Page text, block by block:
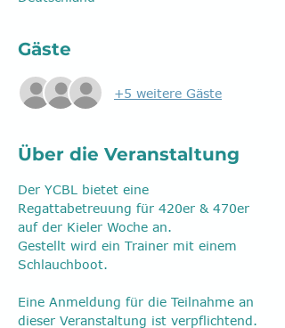
Gäste
+5 weitere Gäste
Über die Veranstaltung
Der YCBL bietet eine
Regattabetreuung für 420er & 470er
auf der Kieler Woche an.
Gestellt wird ein Trainer mit einem
Schlauchboot.
Eine Anmeldung für die Teilnahme an
dieser Veranstaltung ist verpflichtend.